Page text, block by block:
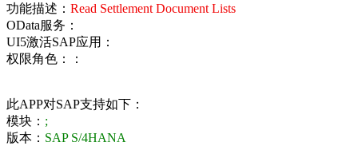
功能描述： Read Settlement Document Lists
OData服务：
UI5激活SAP应用：
权限角色：：
此APP对SAP支持如下：
模块： ;
版本： SAP S/4HANA